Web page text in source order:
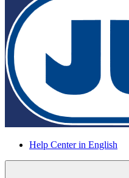
Help Center in English